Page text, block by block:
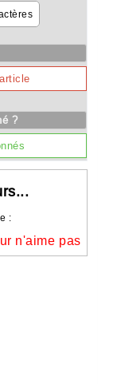
?
:
n'aime pas